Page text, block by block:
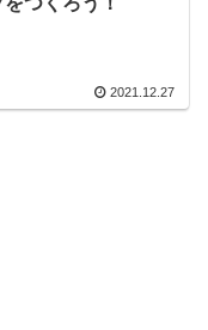
2021.12.27